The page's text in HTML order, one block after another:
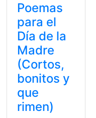
Poemas
para el
Día de la
Madre
(Cortos,
bonitos y
que
rimen)